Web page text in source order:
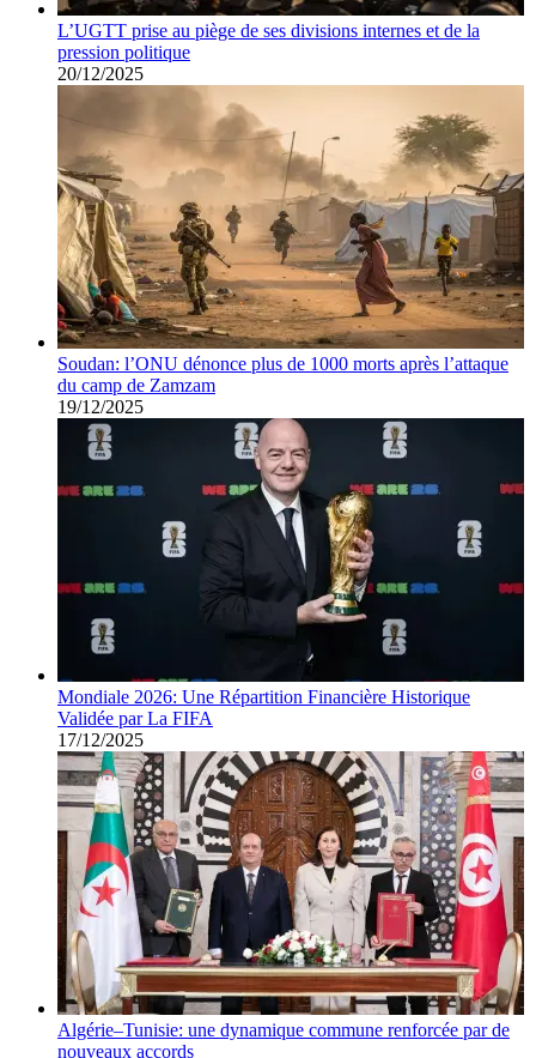
L’UGTT prise au piège de ses divisions internes et de la
pression politique
20/12/2025
Soudan: l’ONU dénonce plus de 1000 morts après l’attaque
du camp de Zamzam
19/12/2025
Mondiale 2026: Une Répartition Financière Historique
Validée par La FIFA
17/12/2025
Algérie–Tunisie: une dynamique commune renforcée par de
nouveaux accords